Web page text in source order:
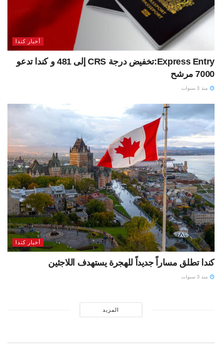
أخبار كندا
Express Entry:تخفيض درجة CRS إلى 481 و كندا تدعو
7000 مرشح
منذ 3 سنوات
أخبار كندا
كندا تطلق مساراً جديداً للهجرة يستهدف اللاجئين
منذ 3 سنوات
المزيد